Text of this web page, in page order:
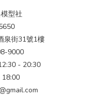
型社
泉街31號1樓
9000
- 20:30